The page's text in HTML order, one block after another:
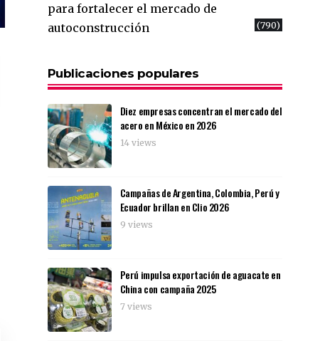
para fortalecer el mercado de
autoconstrucción
(790)
Publicaciones populares
Diez empresas concentran el mercado del
acero en México en 2026
14 views
Campañas de Argentina, Colombia, Perú y
Ecuador brillan en Clio 2026
9 views
Perú impulsa exportación de aguacate en
China con campaña 2025
7 views